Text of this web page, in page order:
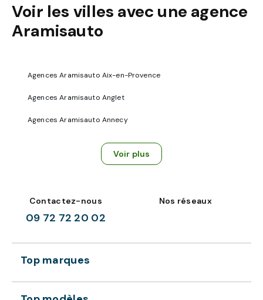
Voir les villes avec une agence
Aramisauto
Agences Aramisauto Aix-en-Provence
Agences Aramisauto Anglet
Agences Aramisauto Annecy
Voir plus
Contactez-nous
09 72 72 20 02
Nos réseaux
Top marques